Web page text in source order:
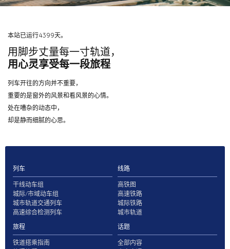
本站已运行4399天。
用脚步丈量每一寸轨道，
用心灵享受每一段旅程
列车开往的方向并不重要，
重要的是窗外的风景和看风景的心情。
处在嘈杂的动态中，
却是静而细腻的心思。
列车
干线动车组
城际/市域动车组
城市轨道交通列车
高速综合检测列车
线路
高铁图
高速铁路
城际铁路
城市轨道
旅程
铁道搭乘指南
话题
全部内容